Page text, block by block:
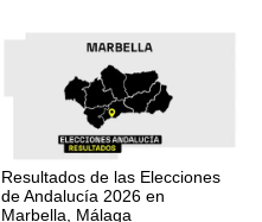
Resultados de las Elecciones
de Andalucía 2026 en
Marbella, Málaga